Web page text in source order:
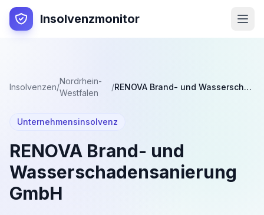
Insolvenzmonitor
Insolvenzen/
Nordrhein-
Westfalen
/ RENOVA Brand- und Wasserschadensanierung GmbH
Unternehmensinsolvenz
RENOVA Brand- und
Wasserschadensanierung
GmbH